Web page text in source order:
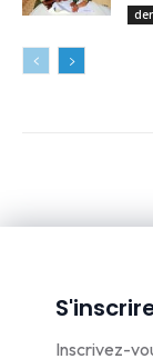
Inscrivez-